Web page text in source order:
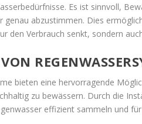
Es ist sinnvoll,
genau abzustimmen. Dies
den Verbrauch senkt, sondern
bieten eine hervorragende
zu bewässern. Durch die
effizient sammeln und